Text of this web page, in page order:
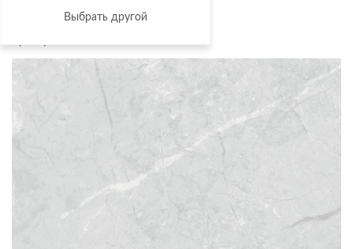
СЕРЫЙ 42X42 A17579
Выбрать другой